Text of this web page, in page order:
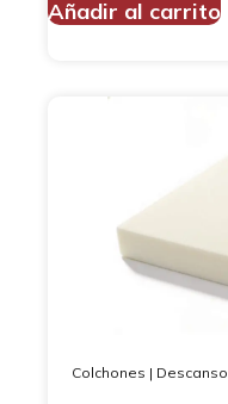
Añadir al carrito
Colchones | Descanso